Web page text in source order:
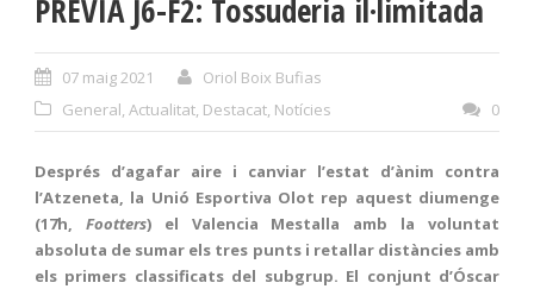
PRÈVIA J6-F2: Tossuderia il·limitada
07 maig 2021
Oriol Boix Bufias
General, Actualitat, Destacat, Notícies 0
Després d’agafar aire i canviar l’estat d’ànim contra
l’Atzeneta, la Unió Esportiva Olot rep aquest diumenge
(17h, Footters) el Valencia Mestalla amb la voluntat
absoluta de sumar els tres punts i retallar distàncies amb
els primers classificats del subgrup. El conjunt d’Óscar